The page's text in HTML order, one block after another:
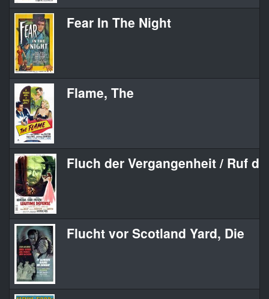
Fear In The Night
Flame, The
Fluch der Vergangenheit / Ruf
Flucht vor Scotland Yard, Die